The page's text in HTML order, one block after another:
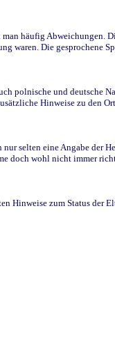
häufig Abweichungen.
waren. Die gesprochene
polnische und deutsche
Hinweise zu den
selten eine Angabe der
doch wohl nicht immer
Hinweise zum Status der